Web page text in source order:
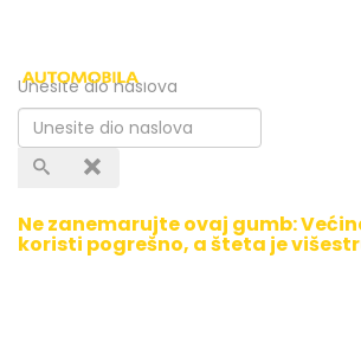
Unesite dio naslova
Ne zanemarujte ovaj gumb:
koristi pogrešno, a šteta je